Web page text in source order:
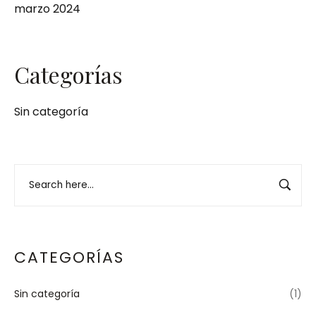
marzo 2024
Categorías
Sin categoría
CATEGORÍAS
Sin categoría (1)